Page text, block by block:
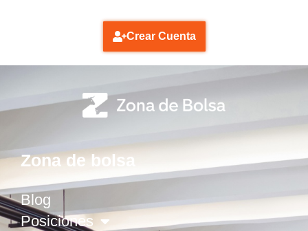
Crear Cuenta
Zona de bolsa
Blog
Posiciones